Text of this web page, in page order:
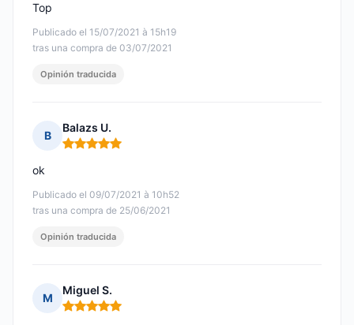
Publicado el 15/07/2021 à 15h19
tras una compra de 03/07/2021
Top
Opinión traducida
B
Balazs U.
Nota: 5 de 5
Publicado el 09/07/2021 à 10h52
tras una compra de 25/06/2021
ok
Opinión traducida
M
Miguel S.
Nota: 5 de 5